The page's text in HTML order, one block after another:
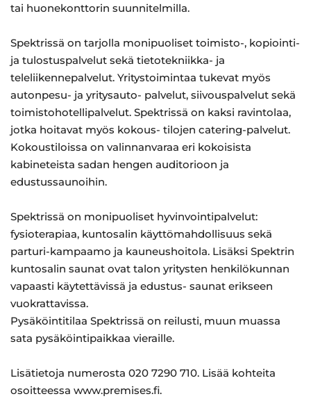
tai huonekonttorin suunnitelmilla.
Spektrissä on tarjolla monipuoliset toimisto-, kopiointi-
ja tulostuspalvelut sekä tietotekniikka- ja
teleliikennepalvelut. Yritystoimintaa tukevat myös
autonpesu- ja yritysauto- palvelut, siivouspalvelut sekä
toimistohotellipalvelut. Spektrissä on kaksi ravintolaa,
jotka hoitavat myös kokous- tilojen catering-palvelut.
Kokoustiloissa on valinnanvaraa eri kokoisista
kabineteista sadan hengen auditorioon ja
edustussaunoihin.
Spektrissä on monipuoliset hyvinvointipalvelut:
fysioterapiaa, kuntosalin käyttömahdollisuus sekä
parturi-kampaamo ja kauneushoitola. Lisäksi Spektrin
kuntosalin saunat ovat talon yritysten henkilökunnan
vapaasti käytettävissä ja edustus- saunat erikseen
vuokrattavissa.
Pysäköintitilaa Spektrissä on reilusti, muun muassa
sata pysäköintipaikkaa vieraille.
Lisätietoja numerosta 020 7290 710. Lisää kohteita
osoitteessa www.premises.fi.